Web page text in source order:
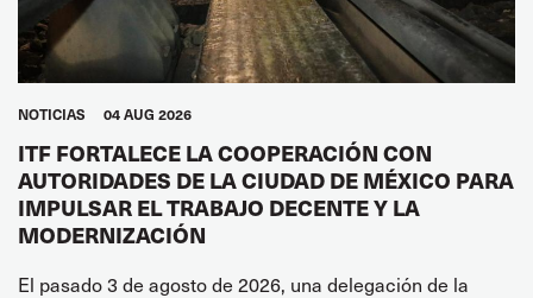
NOTICIAS 04 AUG 2026
ITF FORTALECE LA COOPERACIÓN CON
AUTORIDADES DE LA CIUDAD DE MÉXICO PARA
IMPULSAR EL TRABAJO DECENTE Y LA
MODERNIZACIÓN
El pasado 3 de agosto de 2026, una delegación de la